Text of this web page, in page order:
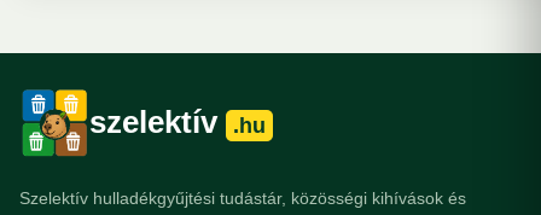
szelektív .hu
Szelektív hulladékgyűjtési tudástár, közösségi kihívások és